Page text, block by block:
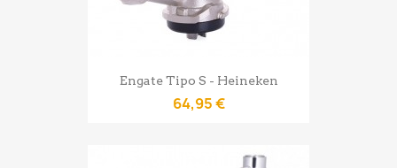
Engate Tipo S - Heineken
64,95 €